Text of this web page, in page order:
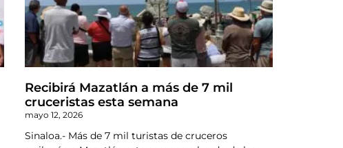
Recibirá Mazatlán a más de 7 mil
cruceristas esta semana
mayo 12, 2026
Sinaloa.- Más de 7 mil turistas de cruceros